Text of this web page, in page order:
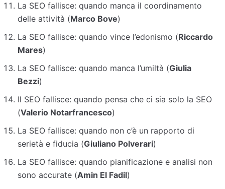
La SEO fallisce: quando manca il coordinamento
delle attività (Marco Bove)
La SEO fallisce: quando vince l’edonismo (Riccardo
Mares)
La SEO fallisce: quando manca l’umiltà (Giulia
Bezzi)
Il SEO fallisce: quando pensa che ci sia solo la SEO
(Valerio Notarfrancesco)
La SEO fallisce: quando non c’è un rapporto di
serietà e fiducia (Giuliano Polverari)
La SEO fallisce: quando pianificazione e analisi non
sono accurate (Amin El Fadil)